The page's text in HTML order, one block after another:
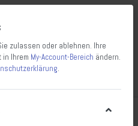
zulassen oder ablehnen. Ihre
Ihrem My-Account-Bereich ändern.
.